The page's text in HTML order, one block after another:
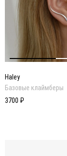
Haley
Базовые клаймберы
3700 ₽